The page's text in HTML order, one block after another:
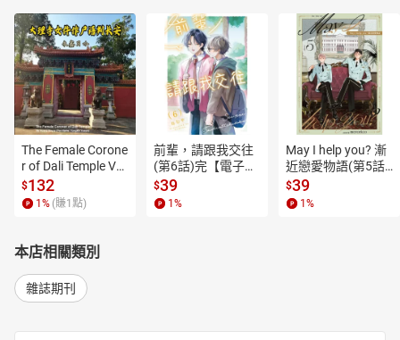
The Female Corone
r of Dali Temple Vo
l.6【有聲書】
$132
1 % (賺1 點)
前輩，請跟我交往
(第6話)完【電子
書】
$39
1 %
May I help you? 漸
近戀愛物語(第5話)
【電子書】
$39
1 %
本店相關類別
雜誌期刊